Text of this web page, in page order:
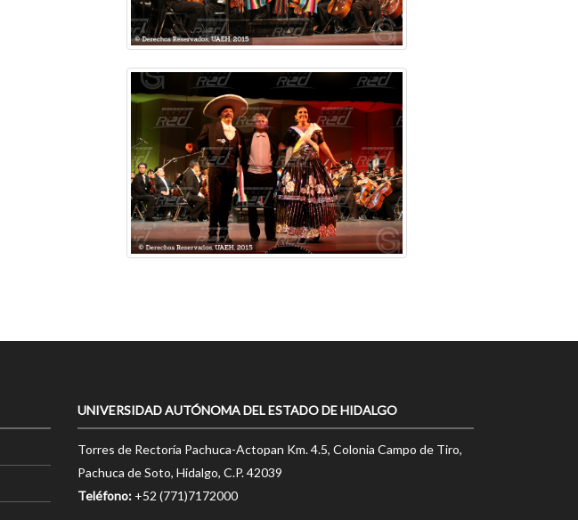
UNIVERSIDAD AUTÓNOMA DEL ESTADO DE HIDALGO
Torres de Rectoría Pachuca-Actopan Km. 4.5, Colonia Campo de Tiro,
Pachuca de Soto, Hidalgo, C.P. 42039
Teléfono: +52 (771)7172000